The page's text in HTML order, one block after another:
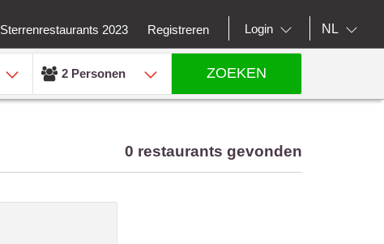
Sterrenrestaurants 2023 Registreren Login NL
2 Personen ZOEKEN
0 restaurants gevonden